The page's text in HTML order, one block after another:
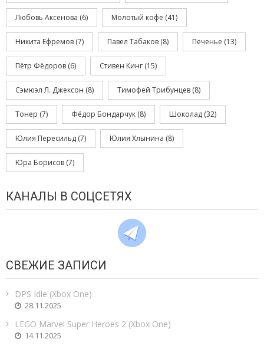
Любовь Аксенова (6) Молотый кофе (41)
Никита Ефремов (7) Павел Табаков (8) Печенье (13)
Пётр Фёдоров (6) Стивен Кинг (15)
Сэмюэл Л. Джексон (8) Тимофей Трибунцев (8)
Тонер (7) Фёдор Бондарчук (8) Шоколад (32)
Юлия Пересильд (7) Юлия Хлынина (8)
Юра Борисов (7)
КАНАЛЫ В СОЦСЕТЯХ
СВЕЖИЕ ЗАПИСИ
DPS Idle (Xbox One)
28.11.2025
LEGO Marvel Super Heroes 2 (Xbox One)
14.11.2025